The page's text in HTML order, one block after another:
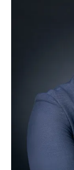
Marketing &
Personal
Research &
Vermarktung